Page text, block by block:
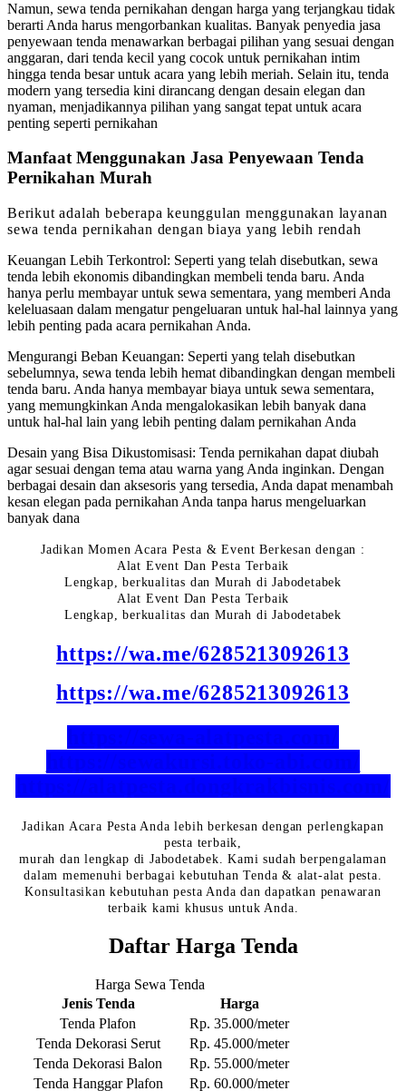
Namun, sewa tenda pernikahan dengan harga yang terjangkau tidak
berarti Anda harus mengorbankan kualitas. Banyak penyedia jasa
penyewaan tenda menawarkan berbagai pilihan yang sesuai dengan
anggaran, dari tenda kecil yang cocok untuk pernikahan intim
hingga tenda besar untuk acara yang lebih meriah. Selain itu, tenda
modern yang tersedia kini dirancang dengan desain elegan dan
nyaman, menjadikannya pilihan yang sangat tepat untuk acara
penting seperti pernikahan
Manfaat Menggunakan Jasa Penyewaan Tenda
Pernikahan Murah
Berikut adalah beberapa keunggulan menggunakan layanan
sewa tenda pernikahan dengan biaya yang lebih rendah
Keuangan Lebih Terkontrol: Seperti yang telah disebutkan, sewa
tenda lebih ekonomis dibandingkan membeli tenda baru. Anda
hanya perlu membayar untuk sewa sementara, yang memberi Anda
keleluasaan dalam mengatur pengeluaran untuk hal-hal lainnya yang
lebih penting pada acara pernikahan Anda.
Mengurangi Beban Keuangan: Seperti yang telah disebutkan
sebelumnya, sewa tenda lebih hemat dibandingkan dengan membeli
tenda baru. Anda hanya membayar biaya untuk sewa sementara,
yang memungkinkan Anda mengalokasikan lebih banyak dana
untuk hal-hal lain yang lebih penting dalam pernikahan Anda
Desain yang Bisa Dikustomisasi: Tenda pernikahan dapat diubah
agar sesuai dengan tema atau warna yang Anda inginkan. Dengan
berbagai desain dan aksesoris yang tersedia, Anda dapat menambah
kesan elegan pada pernikahan Anda tanpa harus mengeluarkan
banyak dana
Jadikan Momen Acara Pesta & Event Berkesan dengan :
Alat Event Dan Pesta Terbaik
Lengkap, berkualitas dan Murah di Jabodetabek
Alat Event Dan Pesta Terbaik
Lengkap, berkualitas dan Murah di Jabodetabek
https://wa.me/6285213092613
https://wa.me/6285213092613
Jadikan Acara Pesta Anda lebih berkesan dengan perlengkapan
pesta terbaik,
murah dan lengkap di Jabodetabek. Kami sudah berpengalaman
dalam memenuhi berbagai kebutuhan Tenda & alat-alat pesta.
Konsultasikan kebutuhan pesta Anda dan dapatkan penawaran
terbaik kami khusus untuk Anda.
Daftar Harga Tenda
Harga Sewa Tenda
Jenis Tenda
Harga
Tenda Plafon
Rp. 35.000/meter
Tenda Dekorasi Serut
Rp. 45.000/meter
Tenda Dekorasi Balon
Rp. 55.000/meter
Tenda Hanggar Plafon
Rp. 60.000/meter